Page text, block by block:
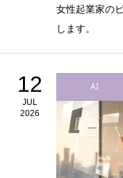
女性起業家の
します。
12
JUL
2026
AI